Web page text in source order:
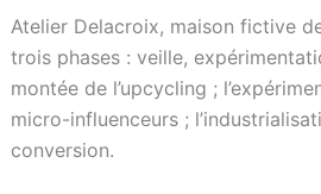
Atelier Delacroix, maison fictive
trois phases : veille,
montée de l’upcycling ;
micro-influenceurs ;
conversion.